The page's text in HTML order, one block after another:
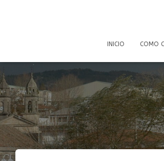
INICIO COMO